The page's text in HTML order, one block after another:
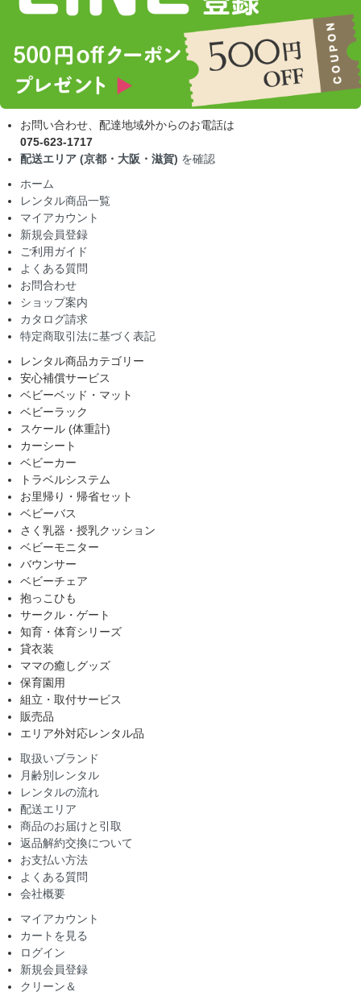
お問い合わせ、配達地域外からのお電話は
075-623-1717
配送エリア (京都・大阪・滋賀) を確認
ホーム
レンタル商品一覧
マイアカウント
新規会員登録
ご利用ガイド
よくある質問
お問合わせ
ショップ案内
カタログ請求
特定商取引法に基づく表記
レンタル商品カテゴリー
安心補償サービス
ベビーベッド・マット
ベビーラック
スケール (体重計)
カーシート
ベビーカー
トラベルシステム
お里帰り・帰省セット
ベビーバス
さく乳器・授乳クッション
ベビーモニター
バウンサー
ベビーチェア
抱っこひも
サークル・ゲート
知育・体育シリーズ
貸衣装
ママの癒しグッズ
保育園用
組立・取付サービス
販売品
エリア外対応レンタル品
取扱いブランド
月齢別レンタル
レンタルの流れ
配送エリア
商品のお届けと引取
返品解約交換について
お支払い方法
よくある質問
会社概要
マイアカウント
カートを見る
ログイン
新規会員登録
クリーン＆